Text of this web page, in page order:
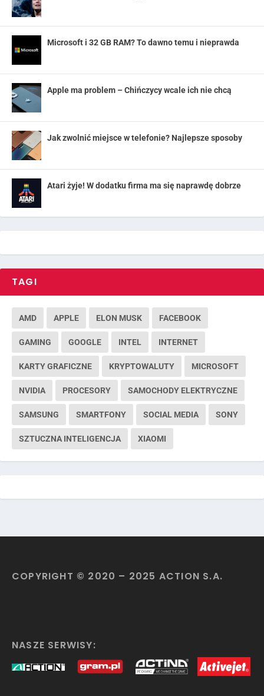
Microsoft i 32 GB RAM? To dawno temu i nieprawda
Apple ma problem – Chińczycy wcale ich nie chcą
Jak zwolnić miejsce w telefonie? Najlepsze sposoby
Atari żyje! W dodatku firma ma się naprawdę dobrze
TAGI
AMD APPLE ELON MUSK FACEBOOK
GAMING GOOGLE INTEL INTERNET
KARTY GRAFICZNE KRYPTOWALUTY MICROSOFT
NVIDIA PROCESORY SAMOCHODY ELEKTRYCZNE
SAMSUNG SMARTFONY SOCIAL MEDIA SONY
SZTUCZNA INTELIGENCJA XIAOMI
COPYRIGHT © 2020 – 2025 ACTION S.A.
NASZE SERWISY: